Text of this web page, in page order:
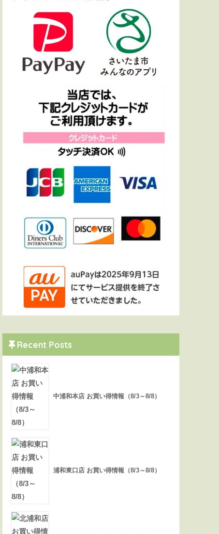
Recent Posts
中浦和本店 お買い得情報（8/3～8/8）
浦和東口店 お買い得情報（8/3～8/8）